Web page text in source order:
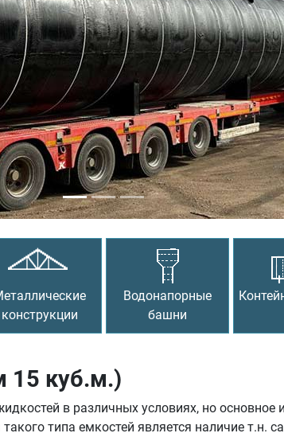
конструкции
Водонапорные
башни
15 куб.м.)
в различных условиях, но основное
типа емкостей является наличие т.н.